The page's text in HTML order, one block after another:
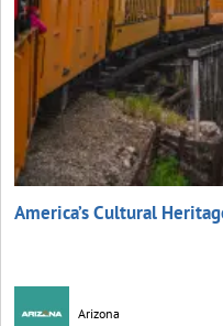
America’s Cultural
Arizona